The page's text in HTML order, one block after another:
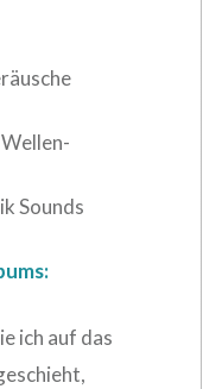
Sounds
ich auf das